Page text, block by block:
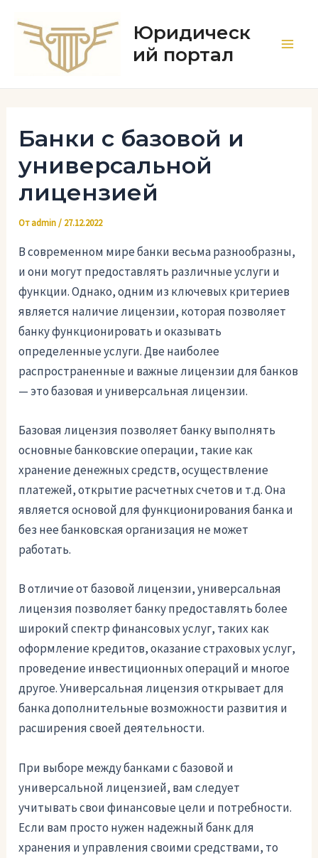
содержимому
Юридическ
ий портал
Банки с базовой и
универсальной
лицензией
Отadmin/ 27.12.2022
В современном мире банки весьма разнообразны,
и они могут предоставлять различные услуги и
функции. Однако, одним из ключевых критериев
является наличие лицензии, которая позволяет
банку функционировать и оказывать
определенные услуги. Две наиболее
распространенные и важные лицензии для банков
— это базовая и универсальная лицензии.
Базовая лицензия позволяет банку выполнять
основные банковские операции, такие как
хранение денежных средств, осуществление
платежей, открытие расчетных счетов и т.д. Она
является основой для функционирования банка и
без нее банковская организация не может
работать.
В отличие от базовой лицензии, универсальная
лицензия позволяет банку предоставлять более
широкий спектр финансовых услуг, таких как
оформление кредитов, оказание страховых услуг,
проведение инвестиционных операций и многое
другое. Универсальная лицензия открывает для
банка дополнительные возможности развития и
расширения своей деятельности.
При выборе между банками с базовой и
универсальной лицензией, вам следует
учитывать свои финансовые цели и потребности.
Если вам просто нужен надежный банк для
хранения и управления своими средствами, то